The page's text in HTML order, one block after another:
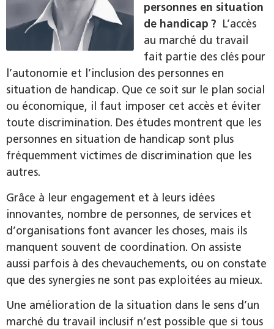
personnes en situation
de handicap ? L’accès
au marché du travail
fait partie des clés pour
l’autonomie et l’inclusion des personnes en
situation de handicap. Que ce soit sur le plan social
ou économique, il faut imposer cet accès et éviter
toute discrimination. Des études montrent que les
personnes en situation de handicap sont plus
fréquemment victimes de discrimination que les
autres.
Grâce à leur engagement et à leurs idées
innovantes, nombre de personnes, de services et
d’organisations font avancer les choses, mais ils
manquent souvent de coordination. On assiste
aussi parfois à des chevauchements, ou on constate
que des synergies ne sont pas exploitées au mieux.
Une amélioration de la situation dans le sens d’un
marché du travail inclusif n’est possible que si tous